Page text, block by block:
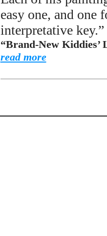
easy one, and one
interpretative key.”
“Brand-New Kiddies’
read more